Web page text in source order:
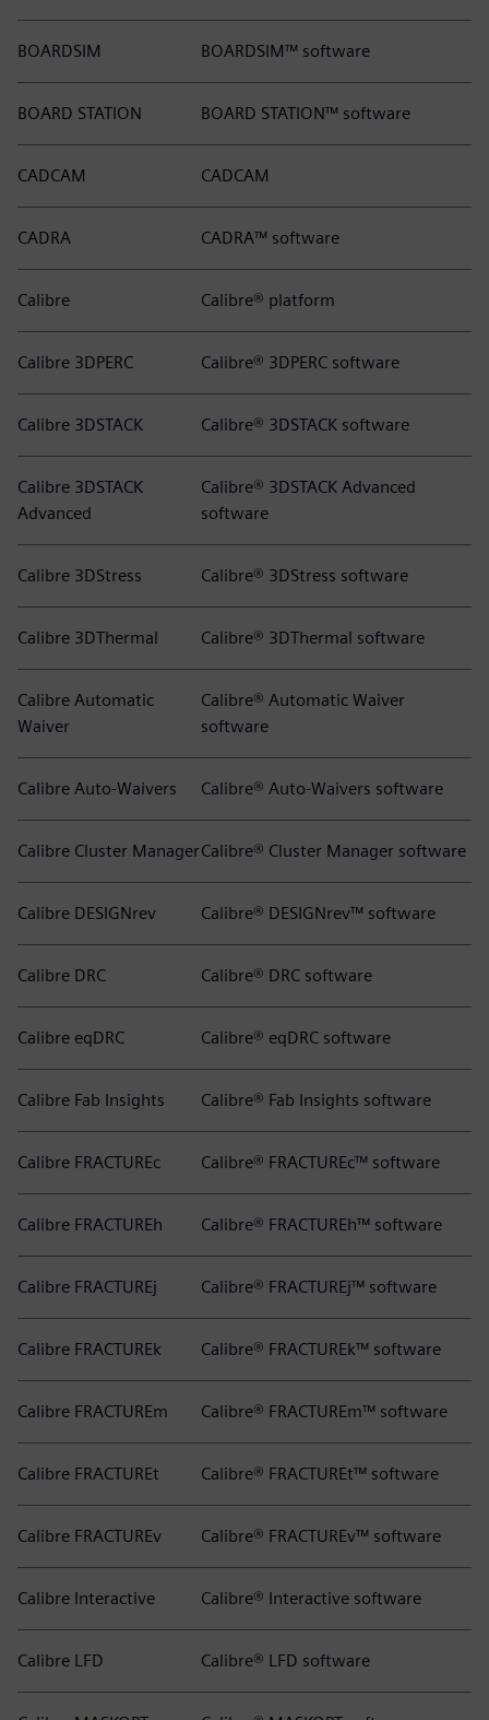
BOARDSIM BOARDSIM™ software
BOARD STATION BOARD STATION™ software
CADCAM CADCAM
CADRA CADRA™ software
Calibre Calibre® platform
Calibre 3DPERC Calibre® 3DPERC software
Calibre 3DSTACK Calibre® 3DSTACK software
Calibre 3DSTACK
Advanced
Calibre® 3DSTACK Advanced
software
Calibre 3DStress Calibre® 3DStress software
Calibre 3DThermal Calibre® 3DThermal software
Calibre Automatic
Waiver
Calibre® Automatic Waiver
software
Calibre Auto-Waivers Calibre® Auto-Waivers software
Calibre Cluster ManagerCalibre® Cluster Manager software
Calibre DESIGNrev Calibre® DESIGNrev™ software
Calibre DRC Calibre® DRC software
Calibre eqDRC Calibre® eqDRC software
Calibre Fab Insights Calibre® Fab Insights software
Calibre FRACTUREc Calibre® FRACTUREc™ software
Calibre FRACTUREh Calibre® FRACTUREh™ software
Calibre FRACTUREj Calibre® FRACTUREj™ software
Calibre FRACTUREk Calibre® FRACTUREk™ software
Calibre FRACTUREm Calibre® FRACTUREm™ software
Calibre FRACTUREt Calibre® FRACTUREt™ software
Calibre FRACTUREv Calibre® FRACTUREv™ software
Calibre Interactive Calibre® Interactive software
Calibre LFD Calibre® LFD software